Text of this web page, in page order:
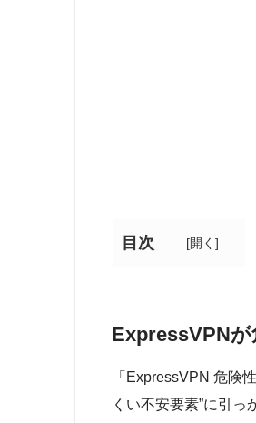
目次 [開く ]
ExpressVPN
「ExpressVPN 危険
くい不安要素”に引